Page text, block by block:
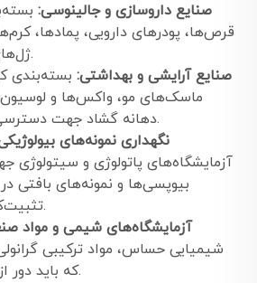
صنایع داروسازی و جالینوسی:
قرص‌ها، پودرهای دارویی، پمادها،
ژل‌های تشخیصی و درمانی.
صنایع آرایشی و بهداشتی: بسته‌بندی
ماسک‌های مو، واکس‌ها و
دهانه گشاد جهت دسترسی آسان کاربر هستند.
نگهداری نمونه‌های
آزمایشگاه‌های پاتولوژی و سیتولوژی
بیوپسی‌ها و نمونه‌های بافتی
تثبیت‌کننده (مانند فرمالین).
آزمایشگاه‌های شیمی و مواد
شیمیایی حساس، مواد ترکیبی
که باید دور از رطوبت محیط بمانند.